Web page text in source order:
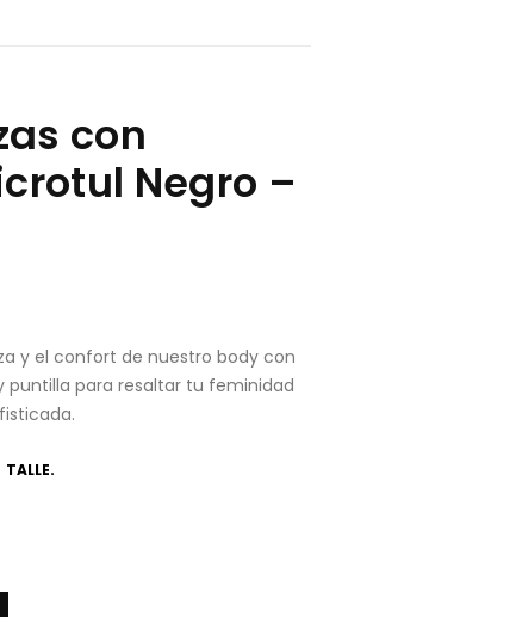
con
Negro –
y el confort de nuestro body con
puntilla para resaltar tu feminidad
TALLE.